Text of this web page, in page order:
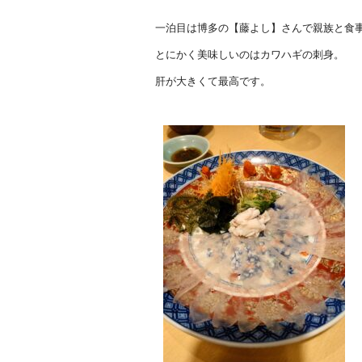
一泊目は博多の【藤よし】さんで親族と食
とにかく美味しいのはカワハギの刺身。
肝が大きくて最高です。